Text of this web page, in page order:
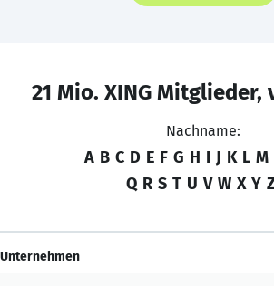
21 Mio. XING Mitglieder,
Nachname:
A B C D E F G H I J K L M
Q R S T U V W X Y
Unternehmen